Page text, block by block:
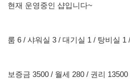
현재 운영중인 샵입니다~
룸 6 / 샤워실 3 / 대기실 1 / 탕비실 1
보증금 3500 / 월세 280 / 권리 13500